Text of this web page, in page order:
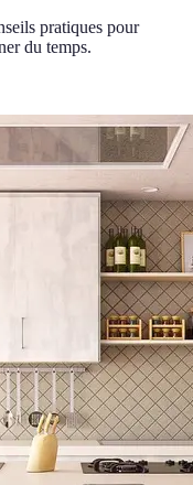
pratiques pour
du temps.